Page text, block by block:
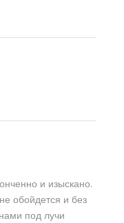
и изыскано.
обойдется и без
под лучи